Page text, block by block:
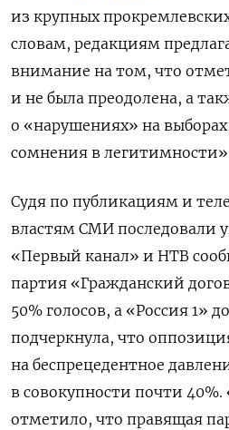
из крупных
словам, редакциям
внимание на том, что
и не была преодолена, а
о «нарушениях» на
сомнения в
Судя по публикациям и
властям СМИ последовали
«Первый канал» и НТВ
партия «Гражданский
50% голосов, а «Россия 1»
подчеркнула, что
на беспрецедентное
в совокупности почти
отметило, что правящая